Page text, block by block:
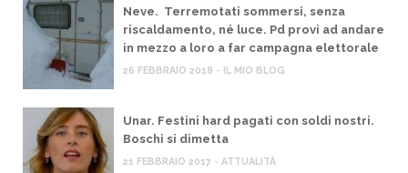
Neve. Terremotati sommersi, senza
riscaldamento, né luce. Pd provi ad andare
in mezzo a loro a far campagna elettorale
26 FEBBRAIO 2018 - IL MIO BLOG
Unar. Festini hard pagati con soldi nostri.
Boschi si dimetta
21 FEBBRAIO 2017 - ATTUALITÀ